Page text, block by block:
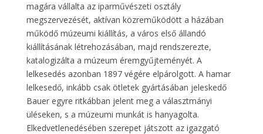
magára vállalta az iparművészeti osztály
megszervezését, aktívan közreműködött a házában
működő múzeumi kiállítás, a város első állandó
kiállításának létrehozásában, majd rendszerezte,
katalogizálta a múzeum éremgyűjteményét. A
lelkesedés azonban 1897 végére elpárolgott. A hamar
lelkesedő, inkább csak ötletek gyártásában jeleskedő
Bauer egyre ritkábban jelent meg a választmányi
üléseken, s a múzeumi munkát is hanyagolta.
Elkedvetlenedésében szerepet játszott az igazgató